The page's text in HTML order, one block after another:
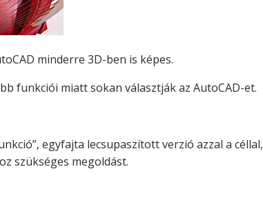
minderre 3D-ben is képes.
funkciói miatt sokan választják az AutoCAD-et.
egyfajta lecsupaszított verzió azzal a céllal,
szükséges megoldást.